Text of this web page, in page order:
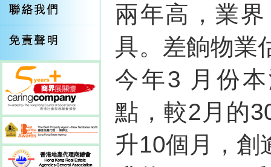
兩年高，業
具。差餉物業
今年3 月份
點，較2月的
升10個月，創